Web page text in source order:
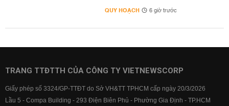
QUY HOẠCH 6 giờ trước
TRANG TTĐTTH CỦA CÔNG TY VIETNEWSCORP
Giấy phép số 3324/GP-TTĐT do Sở VH&TT TPHCM cấp ngày 20/3/2026
Lầu 5 - Compa Building - 293 Điện Biên Phủ - Phường Gia Định - TP.HCM